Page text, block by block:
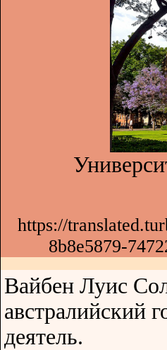
https://
8b8e5879-
Вайбен Луис
австралийский
деятель.